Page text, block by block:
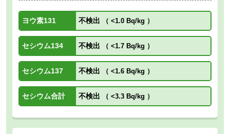
ヨウ素131 不検出 （ <1.0 Bq/kg ）
セシウム134 不検出 （ <1.7 Bq/kg ）
セシウム137 不検出 （ <1.6 Bq/kg ）
セシウム合計 不検出 （ <3.3 Bq/kg ）